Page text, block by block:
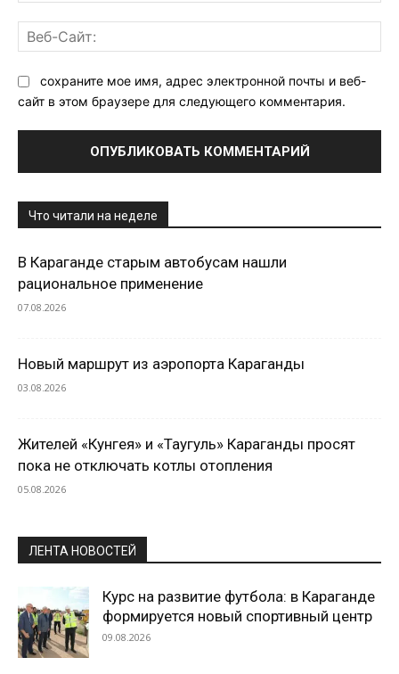
сохраните мое имя, адрес электронной почты и веб-
сайт в этом браузере для следующего комментария.
Что читали на неделе
В Караганде старым автобусам нашли
рациональное применение
07.08.2026
Новый маршрут из аэропорта Караганды
03.08.2026
Жителей «Кунгея» и «Таугуль» Караганды просят
пока не отключать котлы отопления
05.08.2026
ЛЕНТА НОВОСТЕЙ
Курс на развитие футбола: в Караганде
формируется новый спортивный центр
09.08.2026